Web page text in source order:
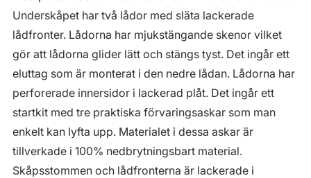
Underskåpet har två lådor med släta lackerade
lådfronter. Lådorna har mjukstängande skenor vilket
gör att lådorna glider lätt och stängs tyst. Det ingår ett
eluttag som är monterat i den nedre lådan. Lådorna har
perforerade innersidor i lackerad plåt. Det ingår ett
startkit med tre praktiska förvaringsaskar som man
enkelt kan lyfta upp. Materialet i dessa askar är
tillverkade i 100% nedbrytningsbart material.
Skåpsstommen och lådfronterna är lackerade i